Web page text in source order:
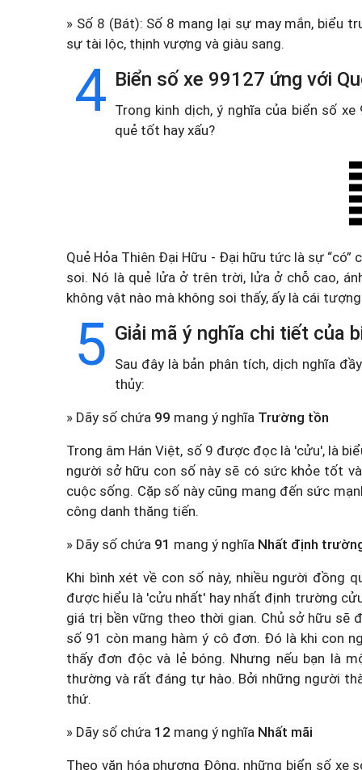
» Số 8 (Bát): Số 8 mang lại sự may mắn, biểu
sự tài lộc, thịnh vượng và giàu sang.
4 Biển số xe 99127 ứng với
Trong kinh dịch, ý nghĩa của biển số
quẻ tốt hay xấu?
Quẻ Hỏa Thiên Đại Hữu - Đại hữu tức là sự “có”
soi. Nó là quẻ lửa ở trên trời, lửa ở chỗ cao,
không vật nào mà không soi thấy, ấy là cái
5 Giải mã ý nghĩa chi tiết của
Sau đây là bản phân tích, dịch nghĩa
thủy:
» Dãy số chứa 99 mang ý nghĩa Trường tồn
Trong âm Hán Việt, số 9 được đọc là 'cửu', là
người sở hữu con số này sẽ có sức khỏe tốt
cuộc sống. Cặp số này cũng mang đến sức
công danh thăng tiến.
» Dãy số chứa 91 mang ý nghĩa Nhất định
Khi bình xét về con số này, nhiều người đồng
được hiểu là 'cửu nhất' hay nhất định trường
giá trị bền vững theo thời gian. Chủ sở hữu sẽ
số 91 còn mang hàm ý cô đơn. Đó là khi con
thấy đơn độc và lẻ bóng. Nhưng nếu bạn là
thường và rất đáng tự hào. Bởi những người
thứ.
» Dãy số chứa 12 mang ý nghĩa Nhất mãi
Theo văn hóa phương Đông, những biển số xe